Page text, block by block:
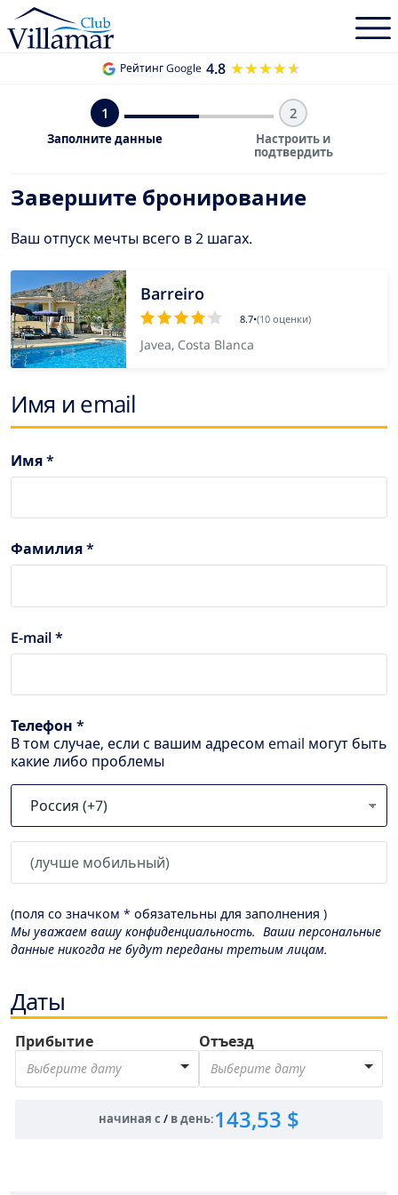
Рейтинг Google 4.8 ★★★★★
★★★★★
1
Заполните данные
2
Настроить и
подтвердить
Завершите бронирование
Ваш отпуск мечты всего в 2 шагах.
Barreiro
8.7•(10 оценки)
Javea, Costa Blanca
Имя и email
Имя *
Фамилия *
E-mail *
Телефон *
В том случае, если с вашим адресом email могут быть
какие либо проблемы
(поля со значком * обязательны для заполнения )
Мы уважаем вашу конфиденциальность. Ваши персональные
данные никогда не будут переданы третьим лицам.
Даты
Прибытие
Выберите дату
Отъезд
Выберите дату
начиная с / в день:143,53 $